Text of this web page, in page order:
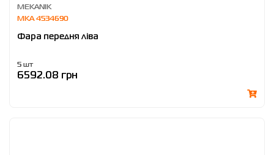
MEKANIK
MKA 4534690
Фара передня ліва
5 шт
6592.08 грн